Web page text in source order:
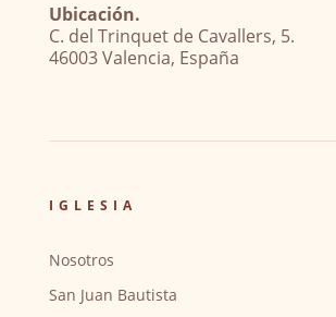
Ubicación.
C. del Trinquet de Cavallers, 5.
46003 Valencia, España
IGLESIA
Nosotros
San Juan Bautista